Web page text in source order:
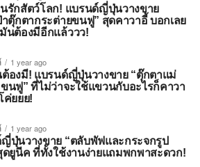
รักสัตว์โลก! แบรนด์ญี่ปุ่นวางขาย
าตุ๊กตากระต่ายขนฟู” สุดคาวาอี้ บอกเลย
นต้องมีอีกแล้ววว!
1 year ago
องมี! แบรนด์ญี่ปุ่นวางขาย “ตุ๊กตาแม่
นฟู” ที่ไม่ว่าจะใช้แขวนกับอะไรก็คาวา
ค่ยยย!
1 year ago
ปุ่นวางขาย “ตลับพัฟและกระจกรูป
ดยูนีค ที่ทั้งใช้งานง่ายแถมพกพาสะดวก!